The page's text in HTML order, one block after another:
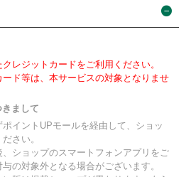
レジットカードをご利用ください。
ド等は、本サービスの対象となりませ
まして
イントUPモールを経由して、ショッ
さい。
ショップのスマートフォンアプリをご
の対象外となる場合がございます。